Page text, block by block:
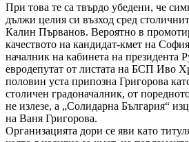
При това те са твърдо убедени, че
дължи целия си възход сред
Калин Първанов. Вероятно в
качеството на кандидат-кмет на
началник на кабинета на президента
евродепутат от листата на БСП Иво
половин уста припозна Григорова
столичен градоначалник, от
не излезе, а „Солидарна България“
на Ваня Григорова.
Организацията дори се яви като